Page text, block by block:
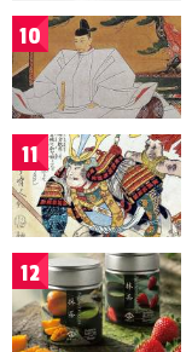
10
11
12